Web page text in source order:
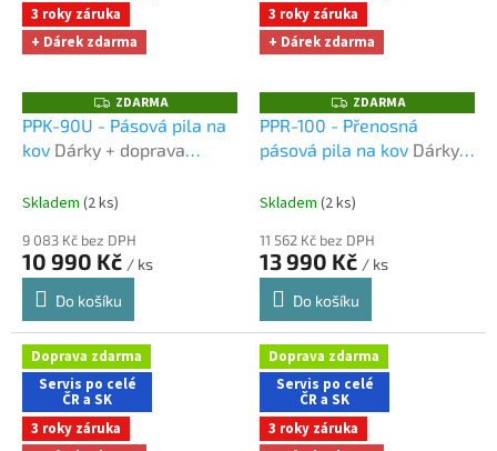
3 roky záruka
+ Dárek zdarma
Z
D
A
R
ZDARMA
PPK-90U - Pásová pila na
kov Dárky + doprava
shopu
Skladem (2 ks)
9 083 Kč bez DPH
10 990 Kč / ks
Do košíku
3 roky záruka
+ Dárek zdarma
Z
D
A
R
ZDARMA
PPR-100 - Přenosná
pásová pila na kov Dárky +
nákupu na e-shopu
Skladem (2 ks)
11 562 Kč bez DPH
13 990 Kč / ks
Do košíku
Doprava zdarma
Servis po celé
ČR a SK
3 roky záruka
Doprava zdarma
Servis po celé
ČR a SK
3 roky záruka